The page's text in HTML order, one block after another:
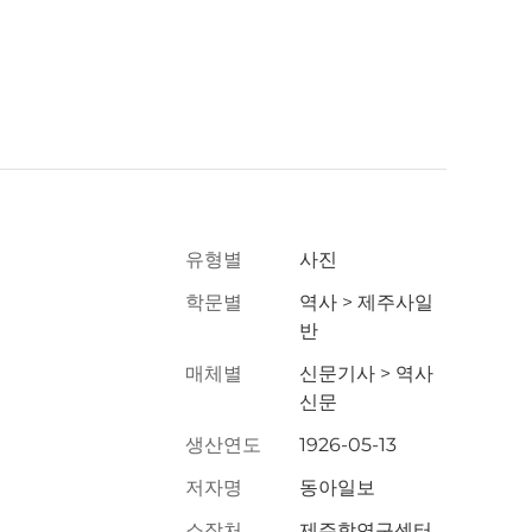
유형별
사진
학문별
역사 > 제주사일
반
매체별
신문기사 > 역사
신문
생산연도
1926-05-13
저자명
동아일보